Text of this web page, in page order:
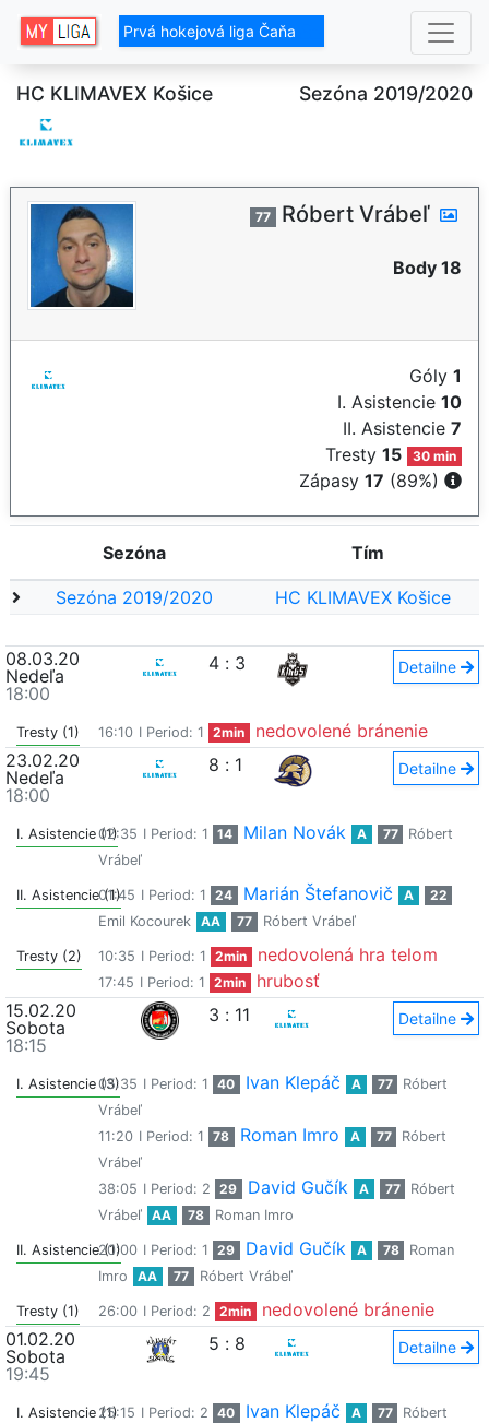
Prvá hokejová liga Čaňa
HC KLIMAVEX Košice Sezóna 2019/2020
77 Róbert Vrábeľ
Body 18
Góly 1
I. Asistencie 10
II. Asistencie 7
Tresty15 30 min
Zápasy 17 (89%)
Sezóna Tím
Sezóna 2019/2020 HC KLIMAVEX Košice
08.03.20
Nedeľa
18:00
4 : 3 Detailne
Tresty (1) 16:10 I Period: 1 2min
nedovolené bránenie
23.02.20
Nedeľa
18:00
8 : 1 Detailne
I. Asistencie (1)02:35 I Period: 1 14 Milan Novák A 77
Róbert
Vrábeľ
II. Asistencie (1)
01:45 I Period: 1 24 Marián Štefanovič A
22
Emil Kocourek
AA 77 Róbert Vrábeľ
Tresty (2) 10:35 I Period: 1 2min nedovolená hra telom
17:45 I Period: 1 2min
hrubosť
15.02.20
Sobota
18:15
3 : 11 Detailne
I. Asistencie (3)05:35 I Period: 1 40 Ivan Klepáč A 77
Róbert
Vrábeľ
11:20 I Period: 1 78 Roman Imro A 77
Róbert
Vrábeľ
38:05 I Period: 2 29 David Gučík A 77
Róbert
Vrábeľ
AA 78 Roman Imro
II. Asistencie (1)
20:00 I Period: 1 29 David Gučík A 78
Roman
Imro
AA 77 Róbert Vrábeľ
Tresty (1) 26:00 I Period: 2 2min
nedovolené bránenie
01.02.20
Sobota
19:45
5 : 8 Detailne
I. Asistencie (1)25:15 I Period: 2 40 Ivan Klepáč A 77
Róbert